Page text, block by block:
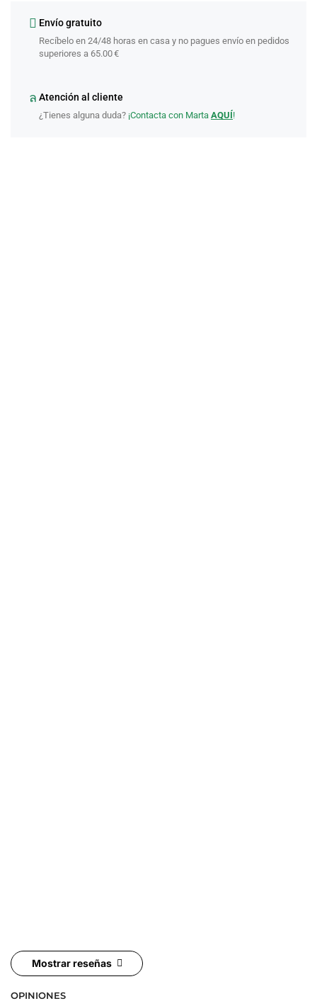
Envío gratuito
Recíbelo en 24/48 horas en casa y no pagues envío en pedidos
superiores a 65.00 €
Atención al cliente
¿Tienes alguna duda? ¡Contacta con Marta AQUÍ!
Mostrar reseñas
OPINIONES